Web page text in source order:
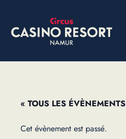
« TOUS LES ÉVÈNEMENTS
Cet évènement est passé.